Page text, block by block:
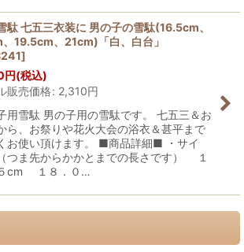
駄 七五三衣装に 男の子の雪駄(16.5cm、
19.5cm、21cm)「白、白台」
]
円(税込)
販売価格: 2,310円
用雪駄 男の子用の雪駄です。 七五三＆お
ら、お祭りや花火大会の浴衣＆甚平まで
お使い頂けます。 ■商品詳細■ ・サイ
つま先からかかとまでの長さです） １
cm １８．０…